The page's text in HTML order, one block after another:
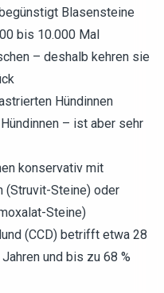
Blasensteine
bis 10.000 Mal
– deshalb kehren sie
Hündinnen
– ist aber sehr
konservativ mit
(Struvit-Steine) oder
Steine)
(CCD) betrifft etwa 28
und bis zu 68 %